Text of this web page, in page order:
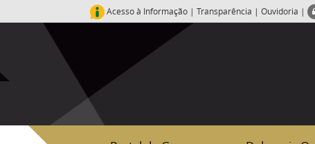
Acesso à Informação | Transparência | Ouvidoria |